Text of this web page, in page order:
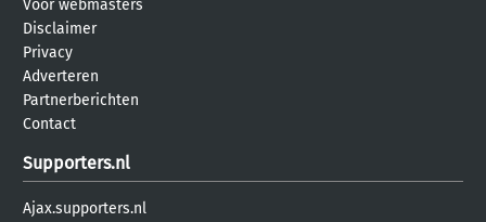
Voor webmasters
Disclaimer
Privacy
Adverteren
Partnerberichten
Contact
Supporters.nl
Ajax.supporters.nl